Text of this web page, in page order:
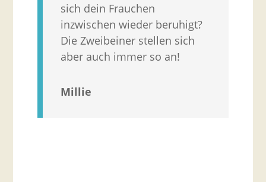
sich dein Frauchen
inzwischen wieder beruhigt?
Die Zweibeiner stellen sich
aber auch immer so an!
Millie